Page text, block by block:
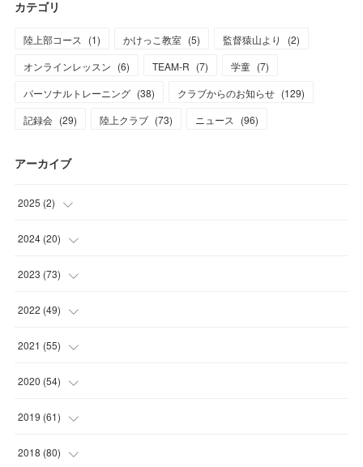
カテゴリ
陸上部コース (1) かけっこ教室 (5) 監督猿山より (2)
オンラインレッスン (6) TEAM-R (7) 学童 (7)
パーソナルトレーニング (38) クラブからのお知らせ (129)
記録会 (29) 陸上クラブ (73) ニュース (96)
アーカイブ
2025 (2)
(1
(1
2024 (20)
(1
(2
(1
(1
2023 (73)
(5
(7
(7
(6
2022 (49)
(2
(8
(8
(1
2021 (55)
(4
(8
(5
2020 (54)
(4
(6
2019 (61)
(2
2018 (80)